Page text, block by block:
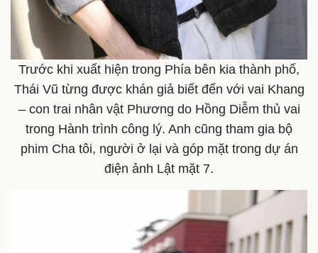
Trước khi xuất hiện trong Phía bên kia thành phố,
Thái Vũ từng được khán giả biết đến với vai Khang
– con trai nhân vật Phương do Hồng Diễm thủ vai
trong Hành trình công lý. Anh cũng tham gia bộ
phim Cha tôi, người ở lại và góp mặt trong dự án
điện ảnh Lật mặt 7.